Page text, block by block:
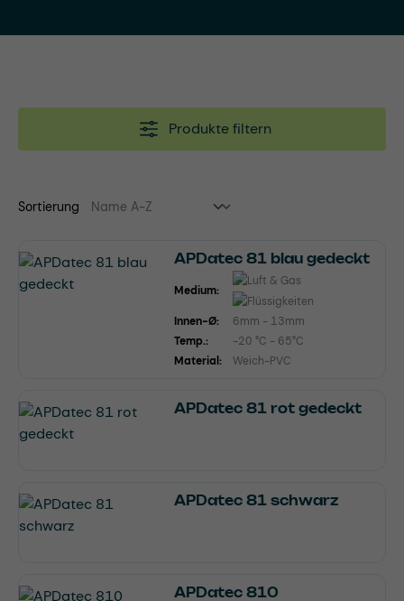
Produkte filtern
Sortierung
APDatec 81 blau gedeckt
Medium:
Innen-Ø:
6mm - 13mm
Temp.:
-20 °C - 65°C
Material:
Weich-PVC
APDatec 81 rot gedeckt
APDatec 81 schwarz
APDatec 810